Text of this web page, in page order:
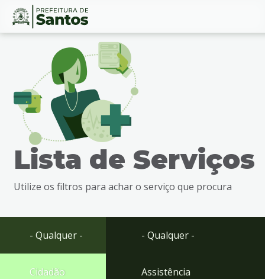
Ir
busca
Ir
rodapé
Conteúdo
Lista de Serviços
Utilize os filtros para achar o serviço que procura
- Qualquer -
Cidadão
- Qualquer -
Assistência